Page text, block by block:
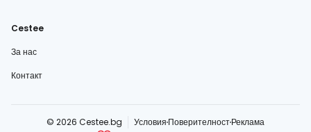
Cestee
За нас
Контакт
© 2026 Cestee.bg Условия ПоверителностРеклама